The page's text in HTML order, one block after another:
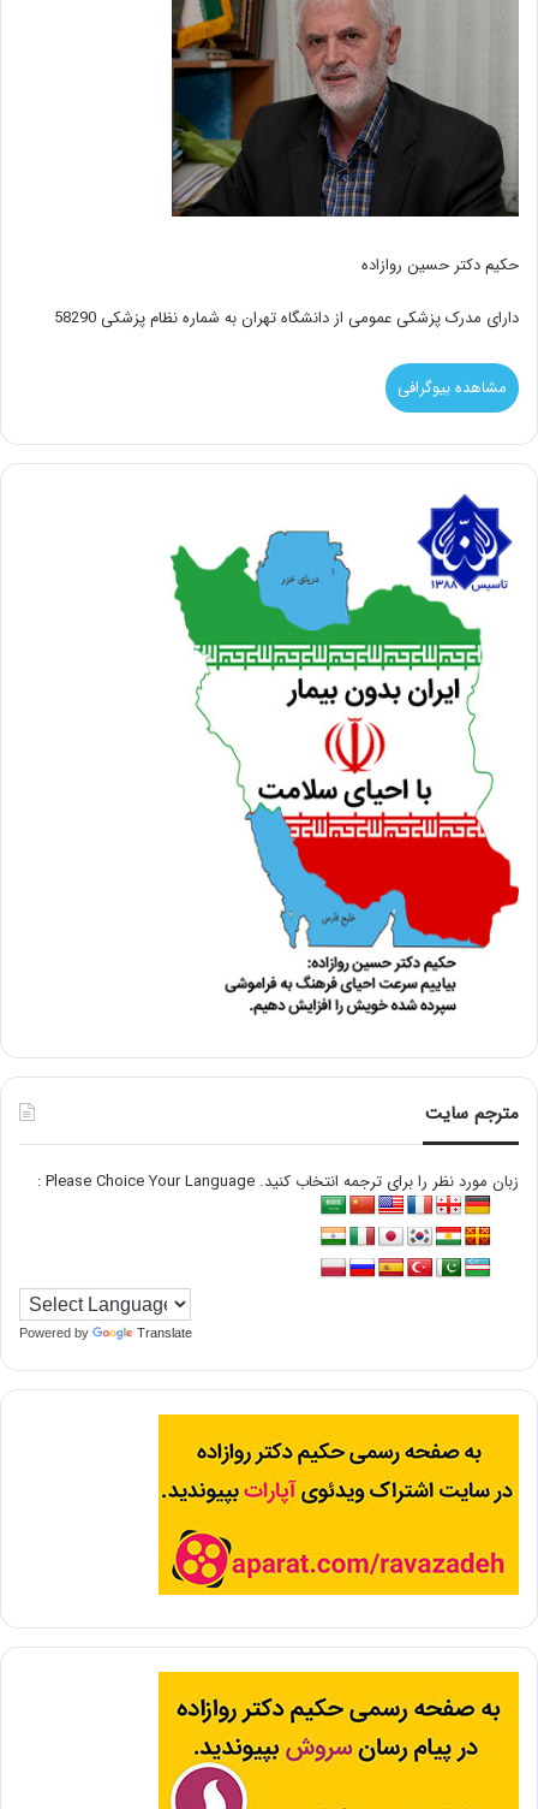
حکیم دکتر حسین روازاده
دارای مدرک پزشکی عمومی از دانشگاه تهران به شماره نظام پزشکی 58290
مشاهده بیوگرافی
مترجم سایت
زبان مورد نظر را برای ترجمه انتخاب کنید. Please Choice Your Language :
Powered by Translate